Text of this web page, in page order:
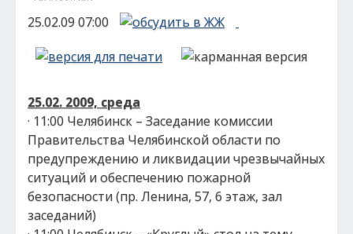
25.02.09 07:00
25.02. 2009, среда
· 11:00 Челябинск – Заседание комиссии
Правительства Челябинской области по
предупреждению и ликвидации чрезвычайных
ситуаций и обеспечению пожарной
безопасности (пр. Ленина, 57, 6 этаж, зал
заседаний)